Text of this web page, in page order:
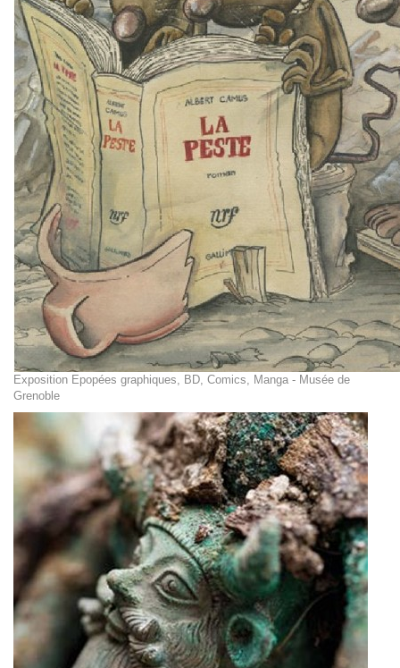
Exposition Epopées graphiques, BD, Comics, Manga - Musée de
Grenoble